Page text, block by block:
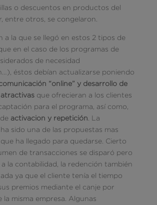
o descuentos en productos del
entre otros, se congelaron.
a la que se llegó en estos 2 tipos de
en el caso de los programas de
de necesidad
éstos debían actualizarse poniendo
“online” y desarrollo de
que ofrecieran a los clientes
para el programa, así como,
activacion y repetición . La
ha sido una de las propuestas mas
ha llegado para quedarse. Cierto
de transacciones se disparó pero
a la contabilidad, la redención también
ya que el cliente tenía el tiempo
premios mediante el canje por
misma empresa. Algunas